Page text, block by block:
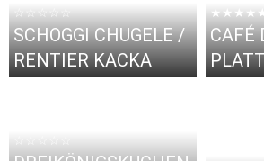
☆☆☆☆☆
SCHOGGI CHUGELE /
RENTIER KACKA
CAFÉ